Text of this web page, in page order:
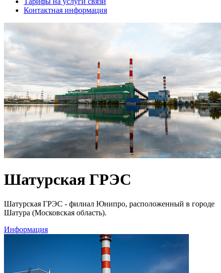
Контактная информация
Шатурская ГРЭС
Шатурская ГРЭС - филиал Юнипро, расположенный в городе
Шатура (Московская область).
Информация